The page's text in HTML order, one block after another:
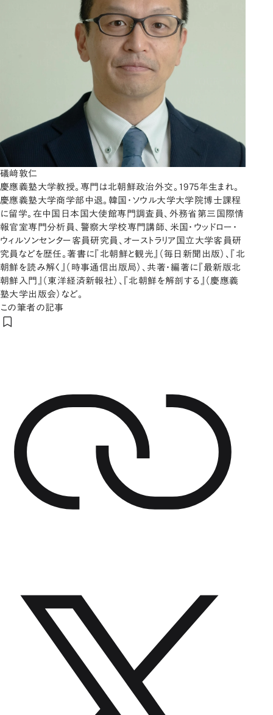
礒﨑敦仁
慶應義塾大学教授。専門は北朝鮮政治外交。1975年生まれ。
慶應義塾大学商学部中退。韓国・ソウル大学大学院博士課程
に留学。在中国日本国大使館専門調査員、外務省第三国際情
報官室専門分析員、警察大学校専門講師、米国・ウッドロー・
ウィルソンセンター客員研究員、オーストラリア国立大学客員研
究員などを歴任。著書に『北朝鮮と観光』（毎日新聞出版）、『北
朝鮮を読み解く』（時事通信出版局）、共著・編著に『最新版北
朝鮮入門』（東洋経済新報社）、『北朝鮮を解剖する』（慶應義
塾大学出版会）など。
この筆者の記事